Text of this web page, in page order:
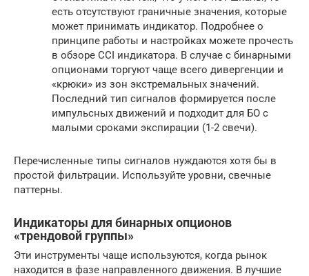
есть отсутствуют граничные значения, которые
может принимать индикатор. Подробнее о
принципе работы и настройках можете прочесть
в обзоре CCI индикатора. В случае с бинарными
опционами торгуют чаще всего дивергенции и
«крюки» из зон экстремальных значений.
Последний тип сигналов формируется после
импульсных движений и подходит для БО с
малыми сроками экспирации (1-2 свечи).
Перечисленные типы сигналов нуждаются хотя бы в
простой фильтрации. Используйте уровни, свечные
паттерны.
Индикаторы для бинарных опционов
«трендовой группы»
Эти инструменты чаще используются, когда рынок
находится в фазе направленного движения. В лучшие